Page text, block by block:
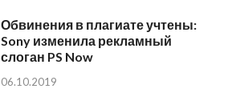
Обвинения в плагиате учтены:
Sony изменила рекламный
слоган PS Now
06.10.2019